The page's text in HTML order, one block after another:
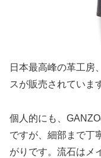
日本最高峰の革工房
スが販売されていま
個人的にも、
ですが、細部まで丁
がりです。流石はメ